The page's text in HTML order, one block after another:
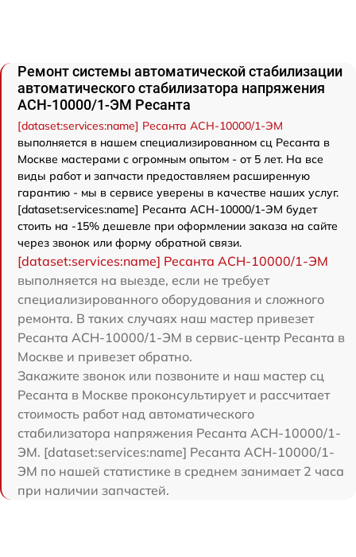
Ремонт системы автоматической стабилизации
автоматического стабилизатора напряжения
АСН-10000/1-ЭМ Ресанта
[dataset:services:name] Ресанта АСН-10000/1-ЭМ
выполняется в нашем специализированном сц Ресанта в
Москве мастерами с огромным опытом - от 5 лет. На все
виды работ и запчасти предоставляем расширенную
гарантию - мы в сервисе уверены в качестве наших услуг.
[dataset:services:name] Ресанта АСН-10000/1-ЭМ будет
стоить на -15% дешевле при оформлении заказа на сайте
через звонок или форму обратной связи.
[dataset:services:name] Ресанта АСН-10000/1-ЭМ
выполняется на выезде, если не требует
специализированного оборудования и сложного
ремонта. В таких случаях наш мастер привезет
Ресанта АСН-10000/1-ЭМ в сервис-центр Ресанта в
Москве и привезет обратно.
Закажите звонок или позвоните и наш мастер сц
Ресанта в Москве проконсультирует и рассчитает
стоимость работ над автоматического
стабилизатора напряжения Ресанта АСН-10000/1-
ЭМ. [dataset:services:name] Ресанта АСН-10000/1-
ЭМ по нашей статистике в среднем занимает 2 часа
при наличии запчастей.